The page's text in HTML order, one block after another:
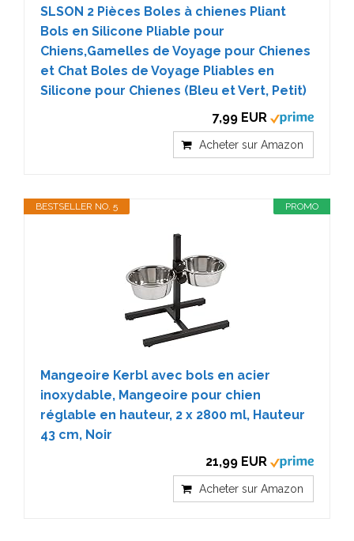
SLSON 2 Pièces Boles à chienes Pliant
Bols en Silicone Pliable pour
Chiens,Gamelles de Voyage pour Chienes
et Chat Boles de Voyage Pliables en
Silicone pour Chienes (Bleu et Vert, Petit)
7,99 EUR
Acheter sur Amazon
PROMO
BESTSELLER NO. 5
Mangeoire Kerbl avec bols en acier
inoxydable, Mangeoire pour chien
réglable en hauteur, 2 x 2800 ml, Hauteur
43 cm, Noir
21,99 EUR
Acheter sur Amazon